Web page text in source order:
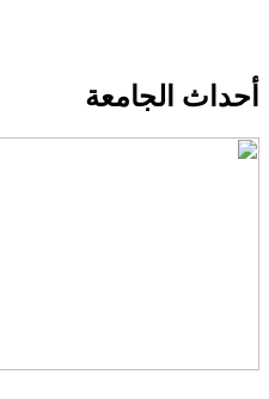
أحداث الجامعة